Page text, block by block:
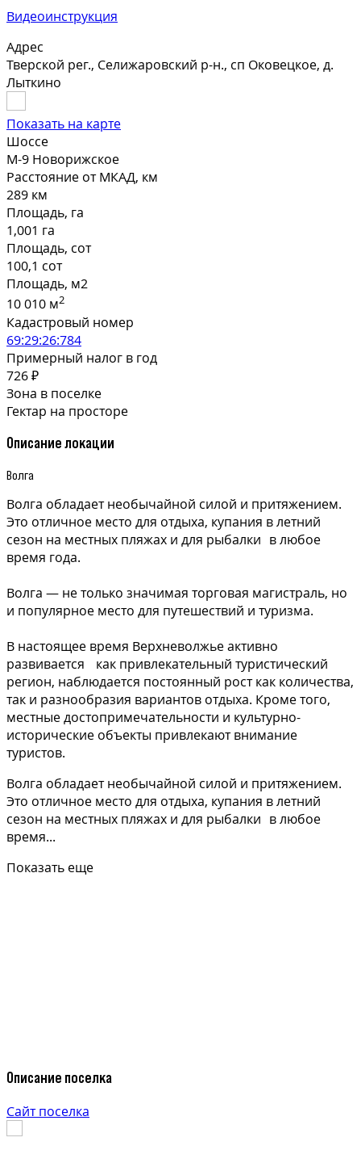
Видеоинструкция
Адрес
Тверской рег., Селижаровский р-н., сп Оковецкое, д.
Лыткино
Показать на карте
Шоссе
М-9 Новорижское
Расстояние от МКАД, км
289 км
Площадь, га
1,001 га
Площадь, сот
100,1 сот
Площадь, м2
10 010 м2
Кадастровый номер
69:29:26:784
Примерный налог в год
726 ₽
Зона в поселке
Гектар на просторе
Описание локации
Волга
Волга обладает необычайной силой и притяжением.
Это отличное место для отдыха, купания в летний
сезон на местных пляжах и для рыбалки в любое
время года.
Волга — не только значимая торговая магистраль, но
и популярное место для путешествий и туризма.
В настоящее время Верхневолжье активно
развивается как привлекательный туристический
регион, наблюдается постоянный рост как количества,
так и разнообразия вариантов отдыха. Кроме того,
местные достопримечательности и культурно-
исторические объекты привлекают внимание
туристов.
Волга обладает необычайной силой и притяжением.
Это отличное место для отдыха, купания в летний
сезон на местных пляжах и для рыбалки в любое
время...
Показать еще
Описание поселка
Сайт поселка